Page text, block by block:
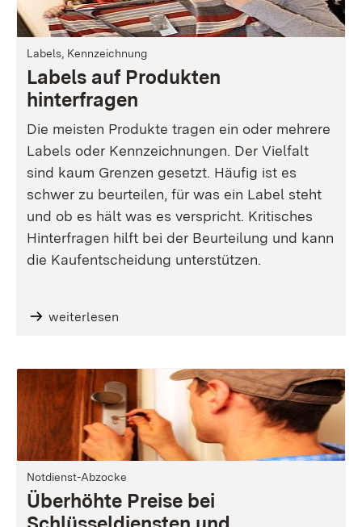
Labels, Kennzeichnung
Labels auf Produkten
hinterfragen
Die meisten Produkte tragen ein oder mehrere
Labels oder Kennzeichnungen. Der Vielfalt
sind kaum Grenzen gesetzt. Häufig ist es
schwer zu beurteilen, für was ein Label steht
und ob es hält was es verspricht. Kritisches
Hinterfragen hilft bei der Beurteilung und kann
die Kaufentscheidung unterstützen.
weiterlesen
Notdienst-Abzocke
Überhöhte Preise bei